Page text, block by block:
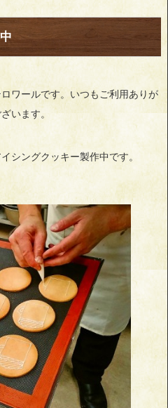
ワールです。いつもご利用ありが
います。
シングクッキー製作中です。